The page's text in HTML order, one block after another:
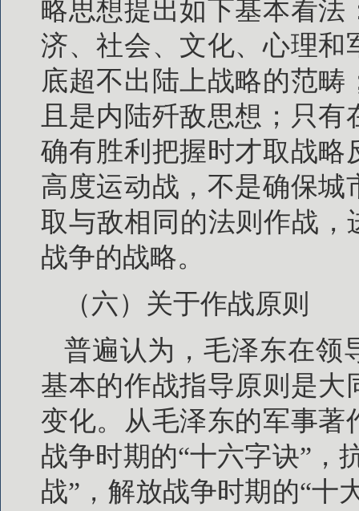
略思想提出如下基本看
济、社会、文化、心理和
底超不出陆上战略的范
且是内陆歼敌思想；只
确有胜利把握时才取战略
高度运动战，不是确保
取与敌相同的法则作战，
战争的战略。
（六）关于作战原则
普遍认为，毛泽东在领
基本的作战指导原则是
变化。从毛泽东的军事
战争时期的“十六字诀”，
战”，解放战争时期的“十